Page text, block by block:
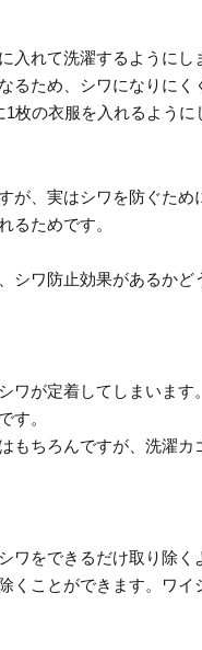
入れて洗濯するようにし
るため、シワになりにく
枚の衣服を入れるように
が、実はシワを防ぐため
るためです。
シワ防止効果があるかど
ワが定着してしまいます
す。
もちろんですが、洗濯カ
ワをできるだけ取り除く
くことができます。ワイ